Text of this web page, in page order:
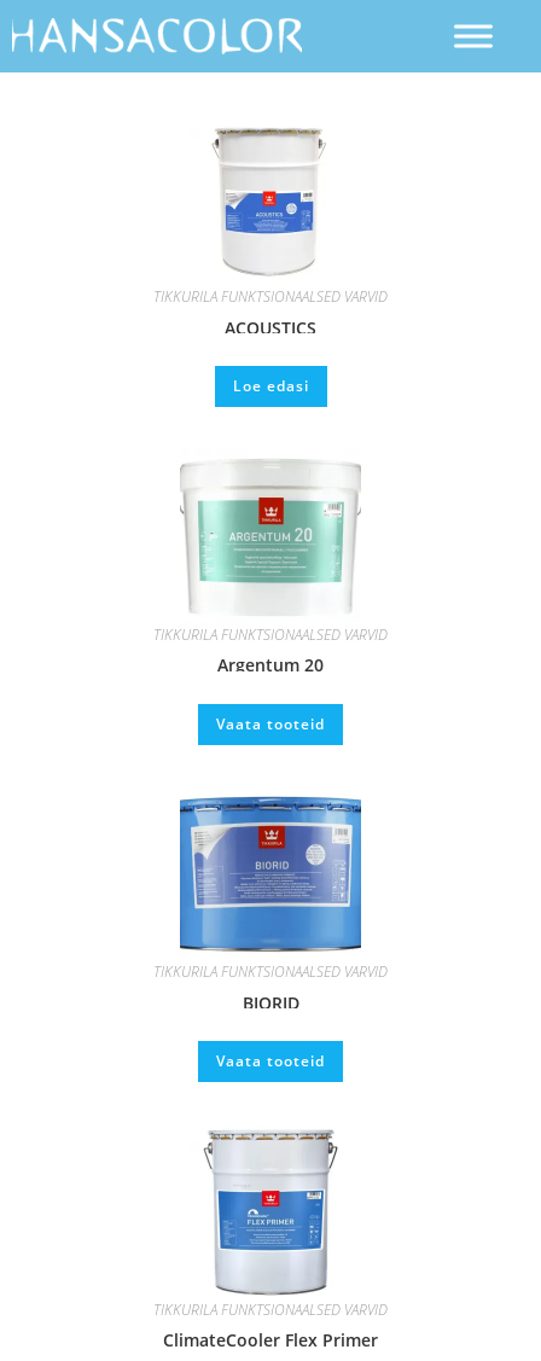
TIKKURILA FUNKTSIONAALSED VÄRVID
ACOUSTICS
Loe edasi
TIKKURILA FUNKTSIONAALSED VÄRVID
Argentum 20
Vaata tooteid
TIKKURILA FUNKTSIONAALSED VÄRVID
BIORID
Vaata tooteid
TIKKURILA FUNKTSIONAALSED VÄRVID
ClimateCooler Flex Primer